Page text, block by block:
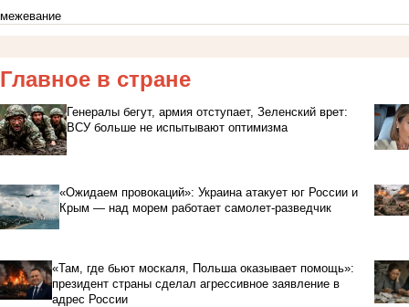
межевание
Главное в стране
Генералы бегут, армия отступает, Зеленский врет:
ВСУ больше не испытывают оптимизма
«Ожидаем провокаций»: Украина атакует юг России и
Крым — над морем работает самолет-разведчик
«Там, где бьют москаля, Польша оказывает помощь»:
президент страны сделал агрессивное заявление в
адрес России